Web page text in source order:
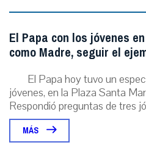
El Papa con los jóvenes
como Madre, seguir el
El Papa hoy tuvo un
jóvenes, en la Plaza Santa
Respondió preguntas de tres
MÁS